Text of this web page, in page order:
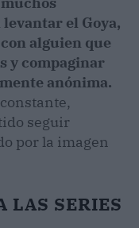
el Goya,
alguien que
y compaginar
anónima.
seguir
por la imagen
LAS SERIES